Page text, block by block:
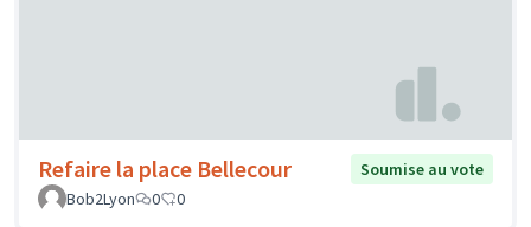
Refaire la place Bellecour
Soumise au vote
Bob2Lyon
0 0